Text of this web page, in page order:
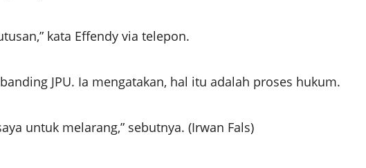
kata Effendy via telepon.
JPU. Ia mengatakan, hal itu adalah proses hukum.
untuk melarang,” sebutnya. (Irwan Fals)